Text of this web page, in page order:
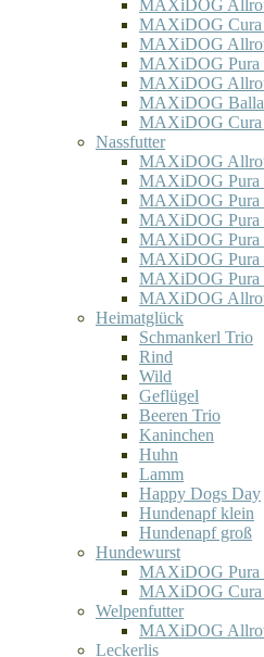
MAXiDOG
MAXiDOG Cura
MAXiDOG
MAXiDOG Pura
MAXiDOG
MAXiDOG
MAXiDOG Cura
Nassfutter
MAXiDOG
MAXiDOG Pura
MAXiDOG Pura
MAXiDOG Pura
MAXiDOG Pura
MAXiDOG Pura
MAXiDOG Pura
MAXiDOG
Heimatglück
Schmankerl Trio
Rind
Wild
Geflügel
Beeren Trio
Kaninchen
Huhn
Lamm
Happy Dogs Day
Hundenapf klein
Hundenapf groß
Hundewurst
MAXiDOG Pura
MAXiDOG Cura
Welpenfutter
MAXiDOG
Leckerlis